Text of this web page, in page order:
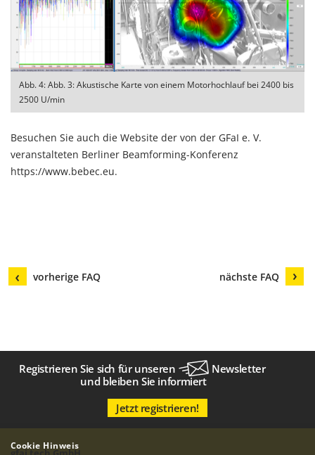
Cookie Hinweis
Abb. 4: Abb. 3: Akustische Karte von einem Motorhochlauf bei 2400 bis
2500 U/min
Besuchen Sie auch die Website der von der GFaI e. V.
veranstalteten Berliner Beamforming-Konferenz
https://www.bebec.eu.
vorherige FAQ nächste FAQ
Registrieren Sie sich für unseren
Newsletter
und bleiben Sie informiert
Jetzt registrieren!